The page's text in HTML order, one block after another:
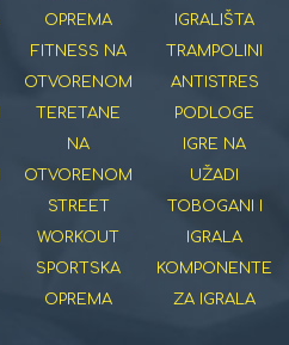
OPREMA
FITNESS NA
OTVORENOM
TERETANE
NA
OTVORENOM
STREET
WORKOUT
SPORTSKA
OPREMA
IGRALIŠTA
TRAMPOLINI
ANTISTRES
PODLOGE
IGRE NA
UŽADI
TOBOGANI I
IGRALA
KOMPONENTE
ZA IGRALA